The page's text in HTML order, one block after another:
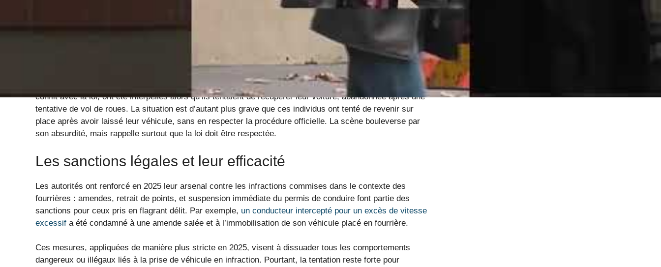
Se présenter à la fourrière en pensant pouvoir prendre son véhicule sans respecter la procédure constitue
une véritable prise de risque. Non seulement cette infraction peut aboutir à une amende ou à une
suspension de permis, mais elle augmente également considérablement le danger pour le contrevenant,
les agents de contrôle, et parfois même par hasard, d’autres usagers de la route.
Le cas récent dans le Tarn-et-Garonne en est une parfaite illustration : deux jeunes hommes, déjà en
conflit avec la loi, ont été interpellés alors qu’ils tentaient de récupérer leur voiture, abandonnée après une
tentative de vol de roues. La situation est d’autant plus grave que ces individus ont tenté de revenir sur
place après avoir laissé leur véhicule, sans en respecter la procédure officielle. La scène bouleverse par
son absurdité, mais rappelle surtout que la loi doit être respectée.
Les sanctions légales et leur efficacité
Les autorités ont renforcé en 2025 leur arsenal contre les infractions commises dans le contexte des
fourrières : amendes, retrait de points, et suspension immédiate du permis de conduire font partie des
sanctions pour ceux pris en flagrant délit. Par exemple, un conducteur intercepté pour un excès de vitesse
excessif a été condamné à une amende salée et à l’immobilisation de son véhicule placé en fourrière.
Ces mesures, appliquées de manière plus stricte en 2025, visent à dissuader tous les comportements
dangereux ou illégaux liés à la prise de véhicule en infraction. Pourtant, la tentation reste forte pour